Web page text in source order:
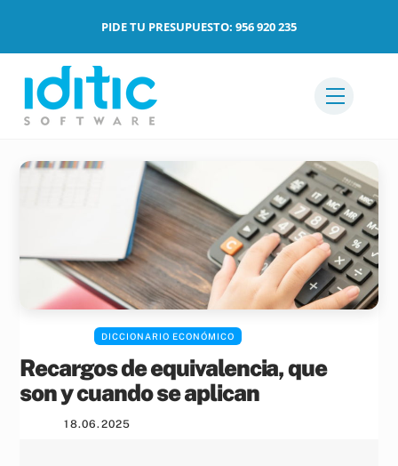
content
PIDE TU PRESUPUESTO: 956 920 235
Menu
DICCIONARIO ECONÓMICO
Recargos de equivalencia, que
son y cuando se aplican
18.06.2025